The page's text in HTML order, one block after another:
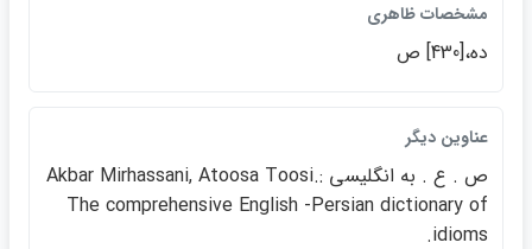
مشخصات ظاهري
ده،[430] ص
عناوين ديگر
ص . ع . به انگليسي :‎Akbar Mirhassani, Atoosa Toosi.
The comprehensive English -Persian dictionary of
idioms.